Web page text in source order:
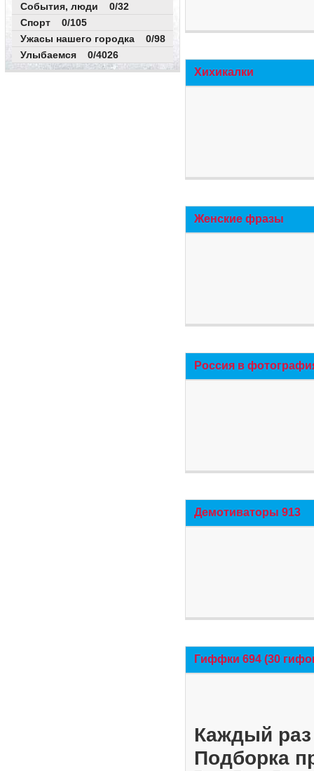
События, люди 0/32
Спорт 0/105
Ужасы нашего городка 0/98
Улыбаемся 0/4026
Хихикалки
Женские фразы
Россия в
Демотиваторы 913
Гиффки 694 (30
Каждый
Подборка